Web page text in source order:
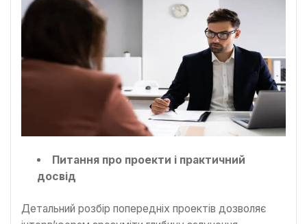
Питання про проекти і практичний
досвід
Детальний розбір попередніх проектів дозволяє